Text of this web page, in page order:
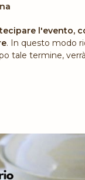
l'evento,
. In questo modo
tale termine,